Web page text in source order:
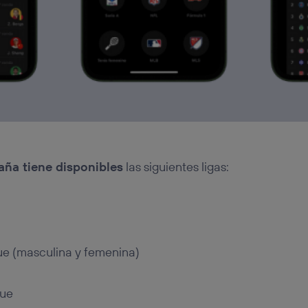
tiene disponibleslas siguientes ligas:
(masculina y femenina)